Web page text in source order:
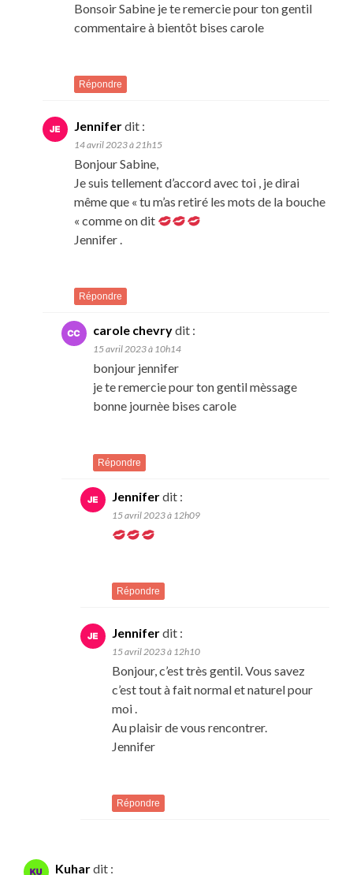
Bonsoir Sabine je te remercie pour ton gentil
commentaire à bientôt bises carole
Répondre
Jenniferdit :
14 avril 2023 à 21h15
Bonjour Sabine,
Je suis tellement d’accord avec toi , je dirai
même que « tu m’as retiré les mots de la bouche
« comme on dit
Jennifer .
Répondre
carole chevrydit :
15 avril 2023 à 10h14
bonjour jennifer
je te remercie pour ton gentil mèssage
bonne journèe bises carole
Répondre
Jenniferdit :
15 avril 2023 à 12h09
Répondre
Jenniferdit :
15 avril 2023 à 12h10
Bonjour, c’est très gentil. Vous savez
c’est tout à fait normal et naturel pour
moi .
Au plaisir de vous rencontrer.
Jennifer
Répondre
Kuhardit :